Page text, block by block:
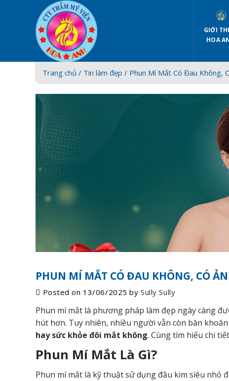
GIỚI
HOA
Trang chủ / Tin làm đẹp / Phun Mí Mắt Có Đau Không,
PHUN MÍ MẮT CÓ ĐAU KHÔNG, CÓ
Posted on 13/06/2025 bySully Sully
Phun mí mắt là phương pháp làm đẹp ngày càng
hút hơn. Tuy nhiên, nhiều người vẫn còn băn
hay sức khỏe đôi mắt không. Cùng tìm hiểu chi
Phun Mí Mắt Là Gì?
Phun mí mắt là kỹ thuật sử dụng đầu kim siêu nhỏ